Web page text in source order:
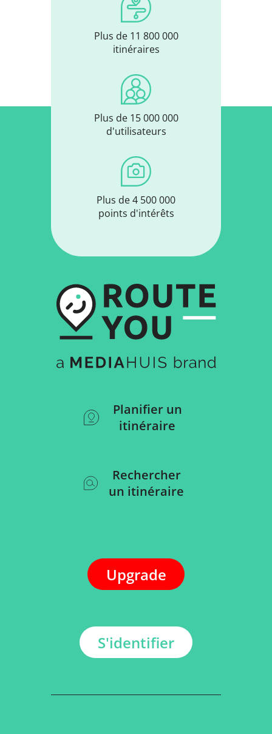
Plus de 11 800 000
itinéraires
Plus de 15 000 000
d'utilisateurs
Plus de 4 500 000
points d'intérêts
Planifier un
itinéraire
Rechercher
un itinéraire
Upgrade
S'identifier